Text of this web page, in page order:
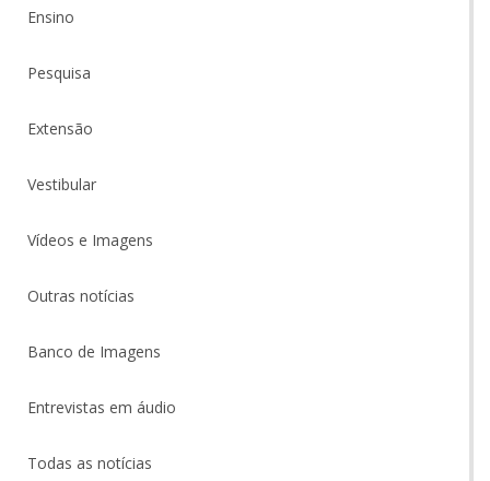
Ensino
Pesquisa
Extensão
Vestibular
Vídeos e Imagens
Outras notícias
Banco de Imagens
Entrevistas em áudio
Todas as notícias